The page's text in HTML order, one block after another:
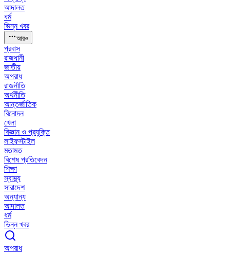
আদালত
ধর্ম
ভিন্ন খবর
আরও
প্রবাস
রাজধানী
জাতীয়
অপরাধ
রাজনীতি
অর্থনীতি
আন্তর্জাতিক
বিনোদন
খেলা
বিজ্ঞান ও প্রযুক্তি
লাইফস্টাইল
মতামত
বিশেষ প্রতিবেদন
শিক্ষা
স্বাস্থ্য
সারাদেশ
অন্যান্য
আদালত
ধর্ম
ভিন্ন খবর
অপরাধ